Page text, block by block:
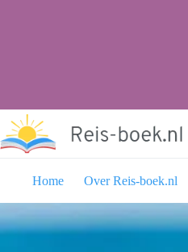
Home
Over Reis-boek.nl